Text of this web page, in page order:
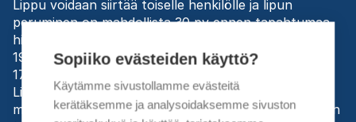
Lippu voidaan siirtää toiselle henkilölle ja lipun
peruminen on mahdollista 30 pv ennen tapahtumaa,
hinta
19.9.2026 mennessä 725 € + voimassaoleva alv %
17.11.2026 mennessä 825 € + voimassaoleva alv %
Lippu voidaan siirtää toiselle henkilölle. Lipun
maksuton peruminen on mahdollista 30 päivää ennen
Sopiiko evästeiden käyttö?
Käytämme sivustollamme evästeitä
kerätäksemme ja analysoidaksemme sivuston